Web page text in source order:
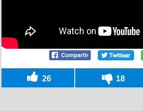
26 18